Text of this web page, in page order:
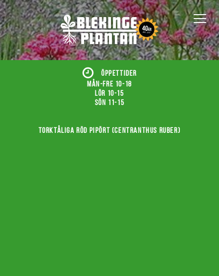
ÖPPETTIDER
Mån-fre 10-18
Lör 10-15
Sön 11-15
Torktåliga röd pipört (Centranthus ruber)